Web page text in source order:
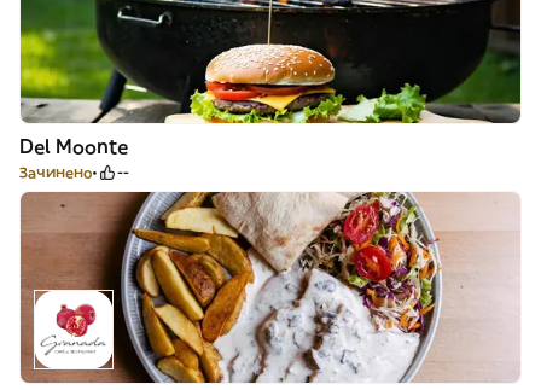
Del Moonte
Зачинено --